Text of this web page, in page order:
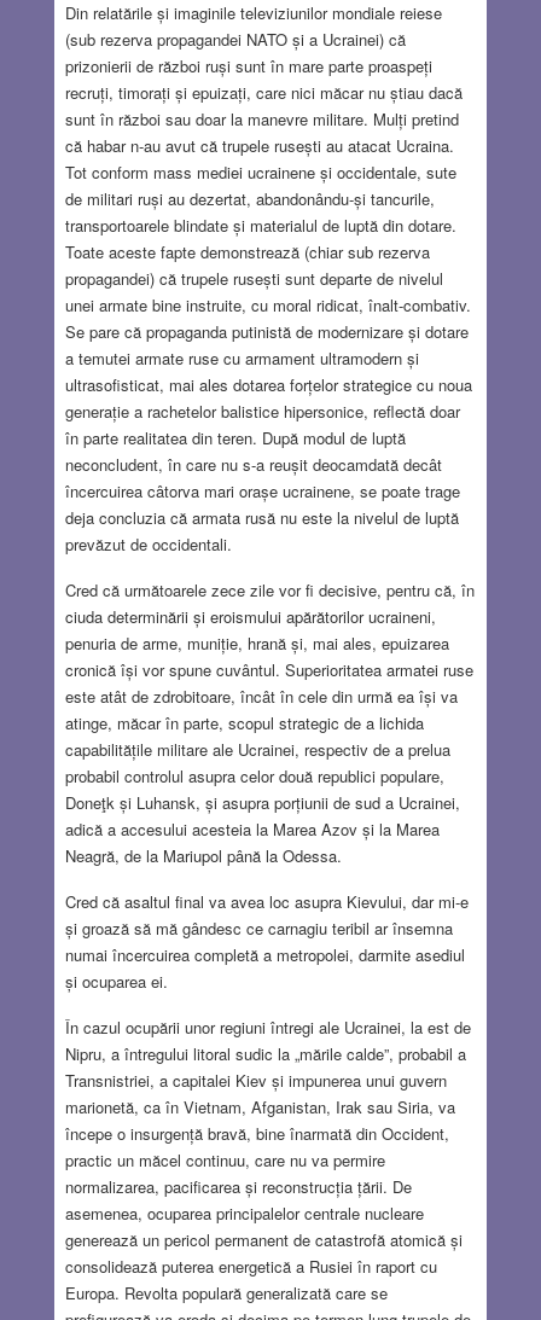
Din relatările și imaginile televiziunilor mondiale reiese
(sub rezerva propagandei NATO și a Ucrainei) că
prizonierii de război ruși sunt în mare parte proaspeți
recruți, timorați și epuizați, care nici măcar nu știau dacă
sunt în război sau doar la manevre militare. Mulți pretind
că habar n-au avut că trupele rusești au atacat Ucraina.
Tot conform mass mediei ucrainene și occidentale, sute
de militari ruși au dezertat, abandonându-și tancurile,
transportoarele blindate și materialul de luptă din dotare.
Toate aceste fapte demonstrează (chiar sub rezerva
propagandei) că trupele rusești sunt departe de nivelul
unei armate bine instruite, cu moral ridicat, înalt-combativ.
Se pare că propaganda putinistă de modernizare și dotare
a temutei armate ruse cu armament ultramodern și
ultrasofisticat, mai ales dotarea forțelor strategice cu noua
generație a rachetelor balistice hipersonice, reflectă doar
în parte realitatea din teren. După modul de luptă
neconcludent, în care nu s-a reușit deocamdată decât
încercuirea câtorva mari orașe ucrainene, se poate trage
deja concluzia că armata rusă nu este la nivelul de luptă
prevăzut de occidentali.
Cred că următoarele zece zile vor fi decisive, pentru că, în
ciuda determinării și eroismului apărătorilor ucraineni,
penuria de arme, muniție, hrană și, mai ales, epuizarea
cronică își vor spune cuvântul. Superioritatea armatei ruse
este atât de zdrobitoare, încât în cele din urmă ea își va
atinge, măcar în parte, scopul strategic de a lichida
capabilitățile militare ale Ucrainei, respectiv de a prelua
probabil controlul asupra celor două republici populare,
Doneţk și Luhansk, și asupra porțiunii de sud a Ucrainei,
adică a accesului acesteia la Marea Azov și la Marea
Neagră, de la Mariupol până la Odessa.
Cred că asaltul final va avea loc asupra Kievului, dar mi-e
și groază să mă gândesc ce carnagiu teribil ar însemna
numai încercuirea completă a metropolei, darmite asediul
și ocuparea ei.
În cazul ocupării unor regiuni întregi ale Ucrainei, la est de
Nipru, a întregului litoral sudic la „mările calde”, probabil a
Transnistriei, a capitalei Kiev și impunerea unui guvern
marionetă, ca în Vietnam, Afganistan, Irak sau Siria, va
începe o insurgență bravă, bine înarmată din Occident,
practic un măcel continuu, care nu va permire
normalizarea, pacificarea și reconstrucția țării. De
asemenea, ocuparea principalelor centrale nucleare
generează un pericol permanent de catastrofă atomică și
consolidează puterea energetică a Rusiei în raport cu
Europa. Revolta populară generalizată care se